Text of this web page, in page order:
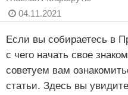
04.11.2021
Если вы собираетесь в
с чего начать свое
советуем вам
статьи. Здесь вы